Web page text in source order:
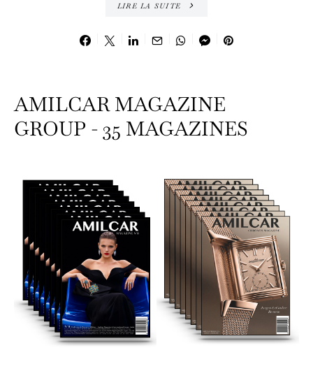
LIRE LA SUITE
AMILCAR MAGAZINE
GROUP - 35 MAGAZINES